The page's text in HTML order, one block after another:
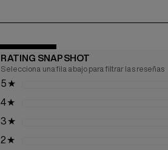
RATING SNAPSHOT
Selecciona una fila abajo para filtrar las reseñas
5★
4★
3★
2★